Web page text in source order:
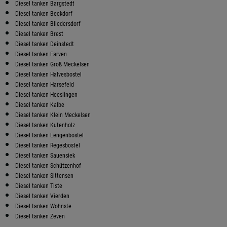
Diesel tanken Bargstedt
Diesel tanken Beckdorf
Diesel tanken Bliedersdorf
Diesel tanken Brest
Diesel tanken Deinstedt
Diesel tanken Farven
Diesel tanken Groß Meckelsen
Diesel tanken Halvesbostel
Diesel tanken Harsefeld
Diesel tanken Heeslingen
Diesel tanken Kalbe
Diesel tanken Klein Meckelsen
Diesel tanken Kutenholz
Diesel tanken Lengenbostel
Diesel tanken Regesbostel
Diesel tanken Sauensiek
Diesel tanken Schützenhof
Diesel tanken Sittensen
Diesel tanken Tiste
Diesel tanken Vierden
Diesel tanken Wohnste
Diesel tanken Zeven